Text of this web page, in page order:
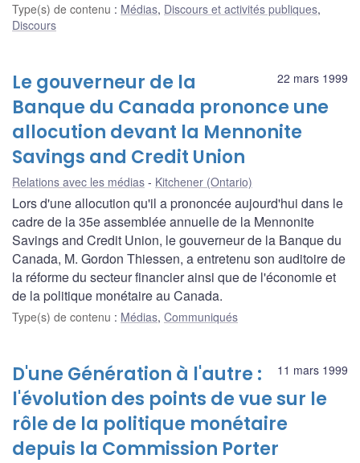
Type(s) de contenu : Médias, Discours et activités publiques,
Discours
22 mars 1999
Le gouverneur de la
Banque du Canada prononce une
allocution devant la Mennonite
Savings and Credit Union
Relations avec les médias Kitchener (Ontario)
Lors d'une allocution qu'il a prononcée aujourd'hui dans le
cadre de la 35e assemblée annuelle de la Mennonite
Savings and Credit Union, le gouverneur de la Banque du
Canada, M. Gordon Thiessen, a entretenu son auditoire de
la réforme du secteur financier ainsi que de l'économie et
de la politique monétaire au Canada.
Type(s) de contenu : Médias, Communiqués
11 mars 1999
D'une Génération à l'autre :
l'évolution des points de vue sur le
rôle de la politique monétaire
depuis la Commission Porter